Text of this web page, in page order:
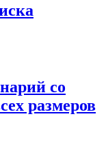
со
размеров